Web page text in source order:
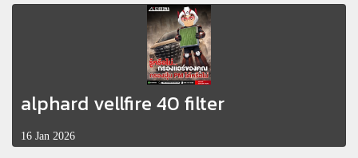
alphard vellfire 40 filter
16 Jan 2026